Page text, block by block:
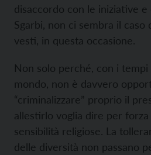
disaccordo con le iniziative
Sgarbi, non ci sembra il caso
vesti, in questa occasione.
Non solo perché, con i
mondo, non è davvero
“criminalizzare” proprio il
allestirlo voglia dire per
sensibilità religiose. La
delle diversità non passano